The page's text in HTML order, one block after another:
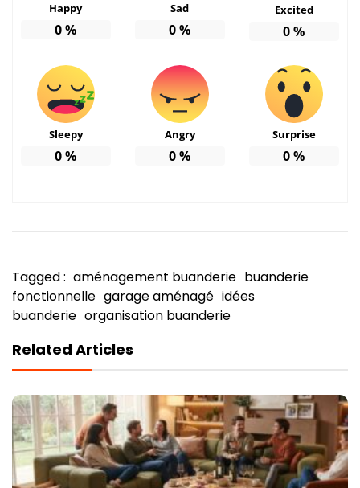
Happy
0%
Sad
0%
Excited
0%
Sleepy
0%
Angry
0%
Surprise
0%
Tagged : aménagement buanderie buanderie
fonctionnelle garage aménagé idées
buanderie organisation buanderie
Related Articles